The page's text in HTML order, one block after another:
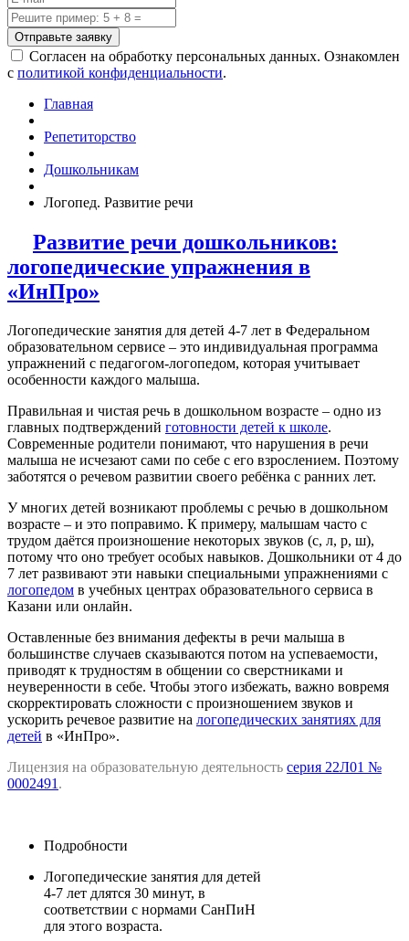
Отправьте заявку
Согласен на обработку персональных данных. Ознакомлен
с политикой конфиденциальности.
Главная
Репетиторство
Дошкольникам
Логопед. Развитие речи
Развитие речи дошкольников:
логопедические упражнения в
«ИнПро»
Логопедические занятия для детей 4-7 лет в Федеральном
образовательном сервисе – это индивидуальная программа
упражнений с педагогом-логопедом, которая учитывает
особенности каждого малыша.
Правильная и чистая речь в дошкольном возрасте – одно из
главных подтверждений готовности детей к школе.
Современные родители понимают, что нарушения в речи
малыша не исчезают сами по себе с его взрослением. Поэтому
заботятся о речевом развитии своего ребёнка с ранних лет.
У многих детей возникают проблемы с речью в дошкольном
возрасте – и это поправимо. К примеру, малышам часто с
трудом даётся произношение некоторых звуков (с, л, р, ш),
потому что оно требует особых навыков. Дошкольники от 4 до
7 лет развивают эти навыки специальными упражнениями с
логопедом в учебных центрах образовательного сервиса в
Казани или онлайн.
Оставленные без внимания дефекты в речи малыша в
большинстве случаев сказываются потом на успеваемости,
приводят к трудностям в общении со сверстниками и
неуверенности в себе. Чтобы этого избежать, важно вовремя
скорректировать сложности с произношением звуков и
ускорить речевое развитие на логопедических занятиях для
детей в «ИнПро».
Лицензия на образовательную деятельность серия 22Л01 №
0002491 .
Подробности
Логопедические занятия для детей
4-7 лет длятся 30 минут, в
соответствии с нормами СанПиН
для этого возраста.